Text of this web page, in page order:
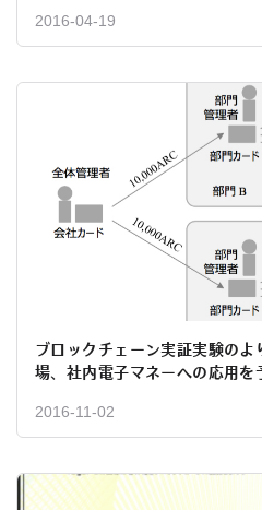
2016-04-19
ブロックチェーン実証実験のよ
場、社内電子マネーへの応用を
2016-11-02